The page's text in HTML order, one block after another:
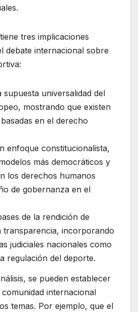
tres implicaciones
debate internacional sobre
supuesta universalidad del
mostrando que existen
en el derecho
enfoque constitucionalista,
más democráticos y
los derechos humanos
de gobernanza en el
de la rendición de
transparencia, incorporando
judiciales nacionales como
regulación del deporte.
se pueden establecer
internacional
temas. Por ejemplo, que el